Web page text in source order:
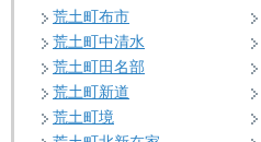
荒土町布市
荒土町中清水
荒土町田名部
荒土町新道
荒土町境